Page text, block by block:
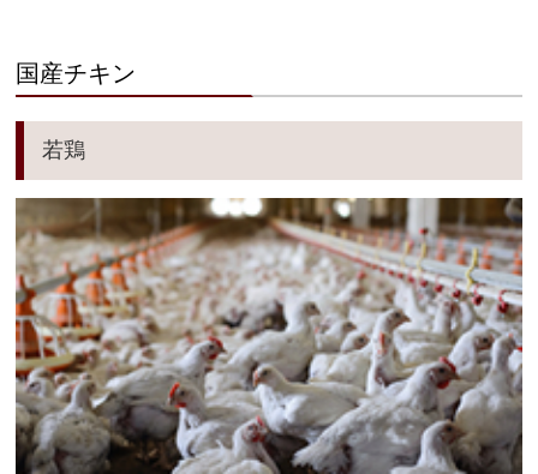
国産チキン
若鶏